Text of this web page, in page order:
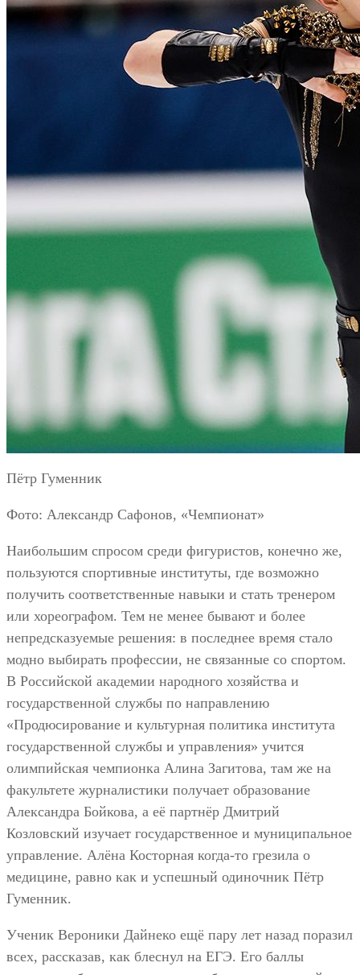
Пётр Гуменник
Фото: Александр Сафонов, «Чемпионат»
Наибольшим спросом среди фигуристов, конечно же,
пользуются спортивные институты, где возможно
получить соответственные навыки и стать тренером
или хореографом. Тем не менее бывают и более
непредсказуемые решения: в последнее время стало
модно выбирать профессии, не связанные со спортом.
В Российской академии народного хозяйства и
государственной службы по направлению
«Продюсирование и культурная политика института
государственной службы и управления» учится
олимпийская чемпионка Алина Загитова, там же на
факультете журналистики получает образование
Александра Бойкова, а её партнёр Дмитрий
Козловский изучает государственное и муниципальное
управление. Алёна Косторная когда-то грезила о
медицине, равно как и успешный одиночник Пётр
Гуменник.
Ученик Вероники Дайнеко ещё пару лет назад поразил
всех, рассказав, как блеснул на ЕГЭ. Его баллы